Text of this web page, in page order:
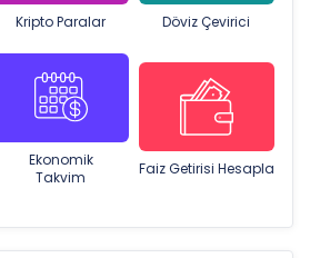
Kripto Paralar Döviz Çevirici
Ekonomik
Takvim
Faiz Getirisi Hesapla